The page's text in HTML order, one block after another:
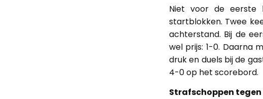
Niet voor de eerste
startblokken. Twee
achterstand. Bij de
wel prijs: 1-0. Daarna
druk en duels bij de
4-0 op het scorebord.
Strafschoppen tegen